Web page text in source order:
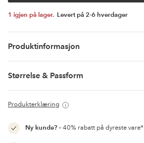
1 igjen på lager. Levert på 2-6 hverdager
Produktinformasjon
Størrelse & Passform
Produkterklæring
Ny kunde?– 40% rabatt på dyreste vare*